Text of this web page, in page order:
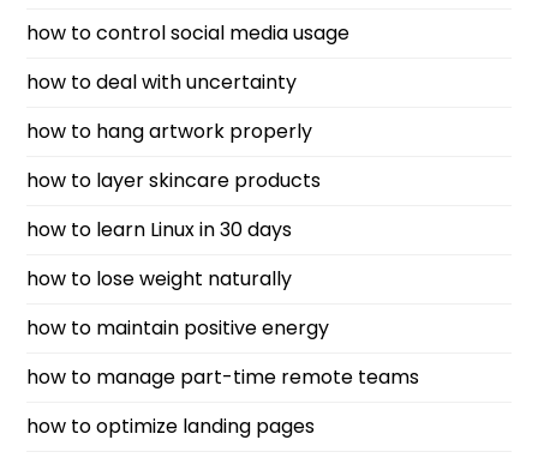
how to control social media usage
how to deal with uncertainty
how to hang artwork properly
how to layer skincare products
how to learn Linux in 30 days
how to lose weight naturally
how to maintain positive energy
how to manage part-time remote teams
how to optimize landing pages